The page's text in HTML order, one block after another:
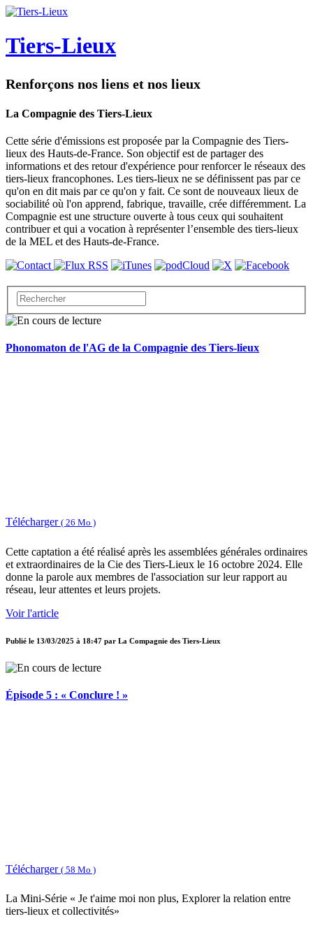
Tiers-Lieux
Renforçons nos liens et nos lieux
La Compagnie des Tiers-Lieux
Cette série d'émissions est proposée par la Compagnie des Tiers-
lieux des Hauts-de-France. Son objectif est de partager des
informations et des retour d'expérience pour renforcer le réseaux des
tiers-lieux francophones. Les tiers-lieux ne se définissent pas par ce
qu'on en dit mais par ce qu'on y fait. Ce sont de nouveaux lieux de
sociabilité où l'on apprend, fabrique, travaille, crée différemment. La
Compagnie est une structure ouverte à tous ceux qui souhaitent
contribuer et qui a vocation à représenter l’ensemble des tiers-lieux
de la MEL et des Hauts-de-France.
Phonomaton de l'AG de la Compagnie des Tiers-lieux
Télécharger ( 26 Mo )
Cette captation a été réalisé après les assemblées générales ordinaires
et extraordinaires de la Cie des Tiers-Lieux le 16 octobre 2024. Elle
donne la parole aux membres de l'association sur leur rapport au
réseau, leur attentes et leurs projets.
Voir l'article
Publié le 13/03/2025 à 18:47 par La Compagnie des Tiers-Lieux
Épisode 5 : « Conclure ! »
Télécharger ( 58 Mo )
La Mini-Série « Je t'aime moi non plus, Explorer la relation entre
tiers-lieux et collectivités»